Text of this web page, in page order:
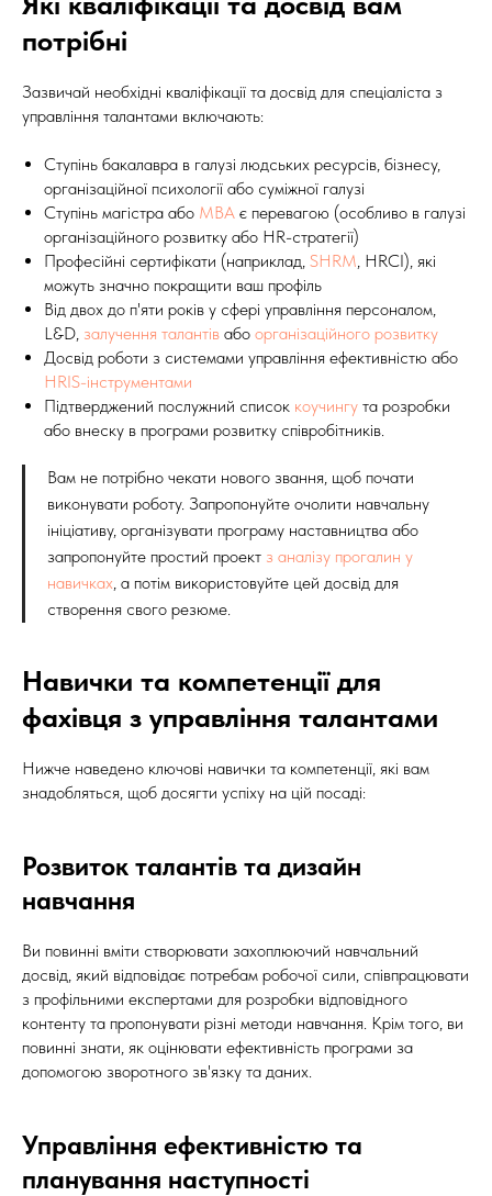
потрібні
Зазвичай необхідні кваліфікації та досвід для спеціаліста з
управління талантами включають:
Ступінь бакалавра в галузі людських ресурсів, бізнесу,
організаційної психології або суміжної галузі
Ступінь магістра або MBA є перевагою (особливо в галузі
організаційного розвитку або HR-стратегії)
Професійні сертифікати (наприклад, SHRM , HRCI), які
можуть значно покращити ваш профіль
Від двох до п'яти років у сфері управління персоналом,
L&D, залучення талантів або організаційного розвитку
Досвід роботи з системами управління ефективністю або
HRIS-інструментами
Підтверджений послужний список коучингу та розробки
або внеску в програми розвитку співробітників.
Вам не потрібно чекати нового звання, щоб почати
виконувати роботу. Запропонуйте очолити навчальну
ініціативу, організувати програму наставництва або
запропонуйте простий проект з аналізу прогалин у
навичках , а потім використовуйте цей досвід для
створення свого резюме.
Навички та компетенції для
фахівця з управління талантами
Нижче наведено ключові навички та компетенції, які вам
знадобляться, щоб досягти успіху на цій посаді:
Розвиток талантів та дизайн
навчання
Ви повинні вміти створювати захоплюючий навчальний
досвід, який відповідає потребам робочої сили, співпрацювати
з профільними експертами для розробки відповідного
контенту та пропонувати різні методи навчання. Крім того, ви
повинні знати, як оцінювати ефективність програми за
допомогою зворотного зв'язку та даних.
Управління ефективністю та
планування наступності